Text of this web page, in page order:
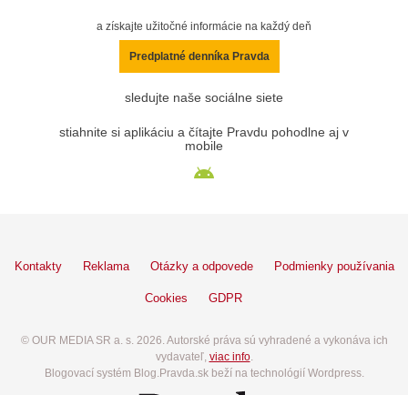
a získajte užitočné informácie na každý deň
Predplatné denníka Pravda
sledujte naše sociálne siete
stiahnite si aplikáciu a čítajte Pravdu pohodlne aj v
mobile
Kontakty Reklama Otázky a odpovede Podmienky používania
Cookies GDPR
© OUR MEDIA SR a. s. 2026. Autorské práva sú vyhradené a vykonáva ich
vydavateľ, viac info.
Blogovací systém Blog.Pravda.sk beží na technológií Wordpress.